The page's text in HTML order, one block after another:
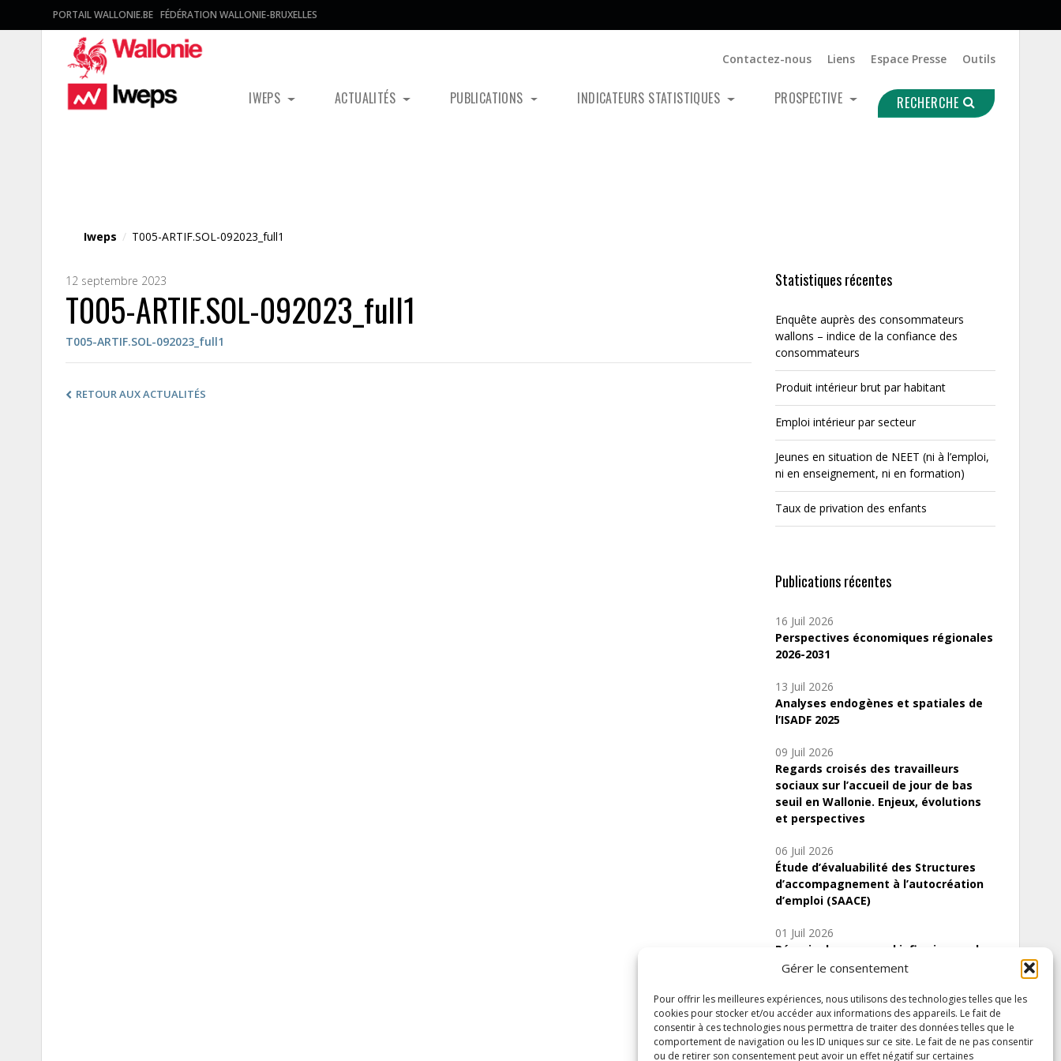
Gérer le consentement
Pour offrir les meilleures expériences, nous utilisons des technologies telles que les
cookies pour stocker et/ou accéder aux informations des appareils. Le fait de
consentir à ces technologies nous permettra de traiter des données telles que le
comportement de navigation ou les ID uniques sur ce site. Le fait de ne pas consentir
ou de retirer son consentement peut avoir un effet négatif sur certaines
PORTAIL WALLONIE.BE FÉDÉRATION WALLONIE-BRUXELLES
Contactez-nous Liens Espace Presse Outils
IWEPS ACTUALITÉS PUBLICATIONS INDICATEURS STATISTIQUES PROSPECTIVE RECHERCHE
Iweps / T005-ARTIF.SOL-092023_full1
12 septembre 2023
T005-ARTIF.SOL-092023_full1
T005-ARTIF.SOL-092023_full1
RETOUR AUX ACTUALITÉS
Statistiques récentes
Enquête auprès des consommateurs
wallons – indice de la confiance des
consommateurs
Produit intérieur brut par habitant
Emploi intérieur par secteur
Jeunes en situation de NEET (ni à l’emploi,
ni en enseignement, ni en formation)
Taux de privation des enfants
Publications récentes
16 Juil 2026
Perspectives économiques régionales
2026-2031
13 Juil 2026
Analyses endogènes et spatiales de
l’ISADF 2025
09 Juil 2026
Regards croisés des travailleurs
sociaux sur l’accueil de jour de bas
seuil en Wallonie. Enjeux, évolutions
et perspectives
06 Juil 2026
Étude d’évaluabilité des Structures
d’accompagnement à l’autocréation
d’emploi (SAACE)
01 Juil 2026
Pénurie du personnel infirmier :quels
indicateurs d’offre de soins pour
Inscrivez-vous à notre newsletter